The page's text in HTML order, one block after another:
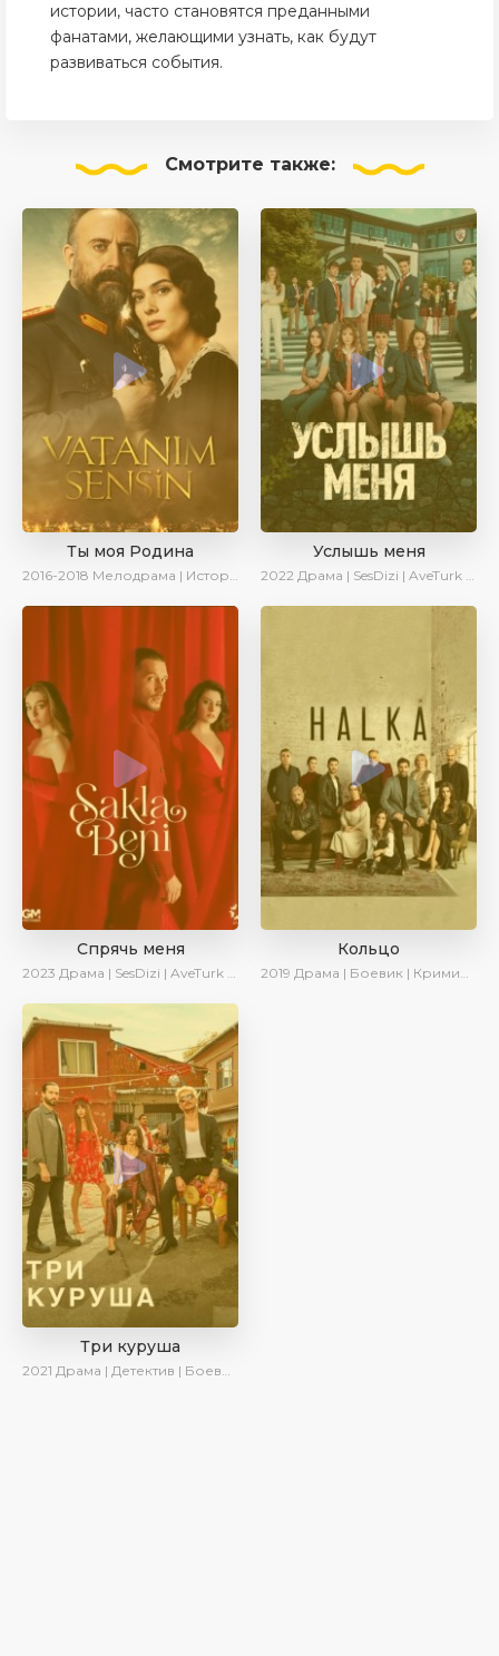
истории, часто становятся преданными
фанатами, желающими узнать, как будут
развиваться события.
Смотрите также:
Ты моя Родина
2016-2018 Мелодрама | Исторический | Военный | Turok1990
Услышь меня
2022 Драма | SesDizi | AveTurk | Turok1990
Спрячь меня
2023 Драма | SesDizi | AveTurk | AlisaDirilis | Сериалы 2023
Кольцо
2019 Драма | Боевик | Криминал
Три куруша
2021 Драма | Детектив | Боевик | SesDizi | Ирина Котова | AveTurk